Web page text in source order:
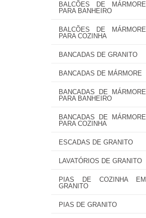
BALCÕES DE MÁRMORE
PARA BANHEIRO
BALCÕES DE MÁRMORE
PARA COZINHA
BANCADAS DE GRANITO
BANCADAS DE MÁRMORE
BANCADAS DE MÁRMORE
PARA BANHEIRO
BANCADAS DE MÁRMORE
PARA COZINHA
ESCADAS DE GRANITO
LAVATÓRIOS DE GRANITO
PIAS DE COZINHA EM
GRANITO
PIAS DE GRANITO